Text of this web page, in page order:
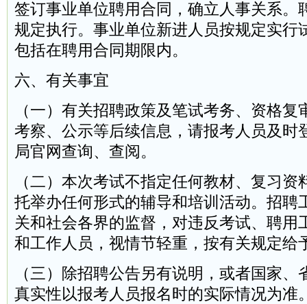
签订事业单位聘用合同，确立人事关系。
规定执行。事业单位新进人员按规定实行
包括在聘用合同期限内。
六、有关事宜
（一）有关招聘政策及笔试考务、资格
考察、公示等后续信息，请报考人员及时
局官网查询、查阅。
（二）本次考试不指定任何教材、复习
托举办任何形式的辅导和培训活动。招聘
关和社会各界的监督，对违反考试、聘用
和工作人员，视情节轻重，按有关规定给
（三）除招聘公告另有说明，或者国家
真实性以报考人员报名时的实际情况为准